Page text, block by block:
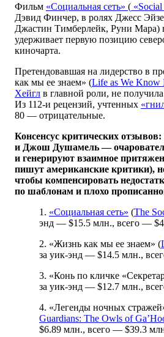
Фильм «Социальная сеть» (
Дэвид Финчер, в ролях Джесс
Джастин Тимберлейк, Руни Мара)
удерживает первую позицию
киночарта.
Претендовавшая на лидерство в
как мы ее знаем» (Life as We Know
Хейгл в главной роли, не
Из 112-и рецензий, учтенных
80 — отрицательные.
Консенсус критических
и Джош Душамель —
и генерируют взаимное
пишут американские критики),
чтобы компенсировать
по шаблонам и плохо
1. «Социальная сеть» (The
энд — $15.5 млн., всего —
2. «Жизнь как мы ее знаем» (
за уик-энд — $14.5 млн.,
3. «Конь по кличке
за уик-энд — $12.7 млн.,
4. «Легенды ночных
Guardians: The Owls of
$6.89 млн., всего — $39.3